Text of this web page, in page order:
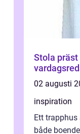
Stola präst symbol, hantverk och
02 augusti
inspiration
Ett
både